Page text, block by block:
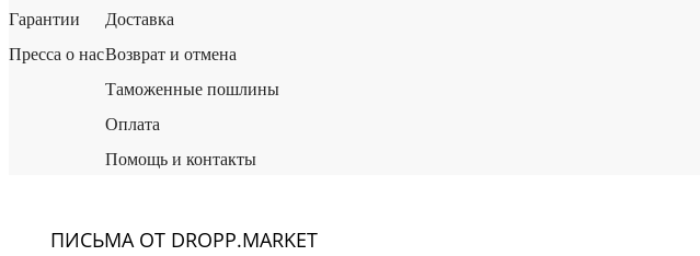
Гарантии
Пресса о нас
Доставка
Возврат и отмена
Таможенные пошлины
Оплата
Помощь и контакты
ПИСЬМА ОТ DROPP.MARKET